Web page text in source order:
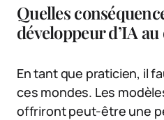
Quelles
développeur d’IA
En tant que praticien, il
ces mondes. Les
offriront peut-être une